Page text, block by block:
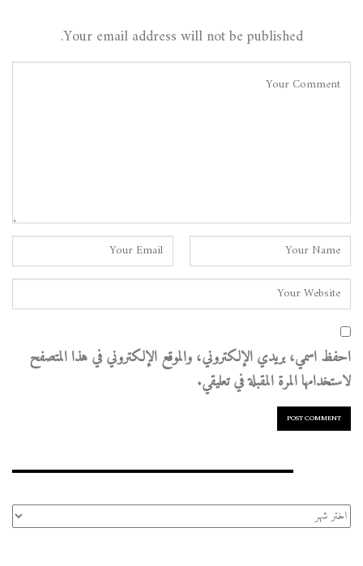
Your email address will not be published.
احفظ اسمي، بريدي الإلكتروني، والموقع الإلكتروني في هذا المتصفح
لاستخدامها المرة المقبلة في تعليقي.
الأرشيف